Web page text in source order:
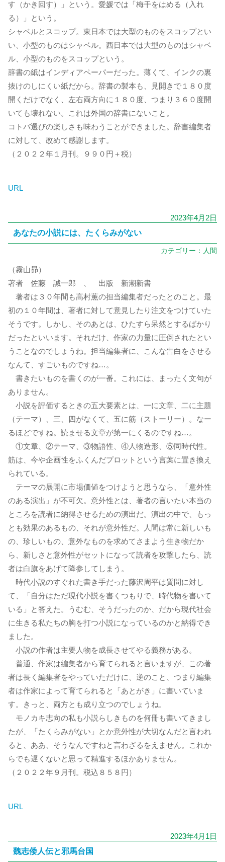
す（かき回す）」という。愛媛では「梅干をはめる（入れ
る）」という。
シャベルとスコップ。東日本では大型のものをスコップとい
い、小型のものはシャベル。西日本では大型のものはシャベ
ル、小型のものをスコップという。
辞書の紙はインディアペーパーだった。薄くて、インクの裏
抜けのしにくい紙だから。辞書の製本も、見開きで１８０度
開くだけでなく、左右両方向に１８０度、つまり３６０度開
いても壊れない。これは外国の辞書にないこと。
コトバ選びの楽しさも味わうことができました。辞書編集者
に対して、改めて感謝します。
（２０２２年１月刊。９９０円＋税）
URL
2023年4月2日
あなたの小説には、たくらみがない
カテゴリー： 人間
（霧山昴）
著者 佐藤 誠一郎 、 出版 新潮新書
著者は３０年間も高村薫の担当編集者だったとのこと。最
初の１０年間は、著者に対して意見したり注文をつけていた
そうです。しかし、そのあとは、ひたすら呆然とするばかり
だったといいます。それだけ、作家の力量に圧倒されたとい
うことなのでしょうね。担当編集者に、こんな告白をさせる
なんて、すごいものですね…。
書きたいものを書くのが一番。これには、まったく文句が
ありません。
小説を評価するときの五大要素とは、一に文章、二に主題
（テーマ）、三、四がなくて、五に筋（ストーリー）。なー
るほどですね。読ませる文章が第一にくるのですね…。
①文章、②テーマ、③物語性、④人物造形、⑤同時代性。
筋は、今や企画性をふくんだプロットという言葉に置き換え
られている。
テーマの展開に市場価値をつけようと思うなら、「意外性
のある演出」が不可欠。意外性とは、著者の言いたい本当の
ところを読者に納得させるための演出だ。演出の中で、もっ
とも効果のあるもの、それが意外性だ。人間は常に新しいも
の、珍しいもの、意外なものを求めてさまよう生き物だか
ら、新しさと意外性がセットになって読者を攻撃したら、読
者は白旗をあげて降参してしまう。
時代小説のすぐれた書き手だった藤沢周平は質問に対し
て、「自分はただ現代小説を書くつもりで、時代物を書いて
いる」と答えた。うむむ、そうだったのか、だから現代社会
に生きる私たちの胸を打つ小説になっているのかと納得でき
ました。
小説の作者は主要人物を成長させてやる義務がある。
普通、作家は編集者から育てられると言いますが、この著
者は長く編集者をやっていただけに、逆のこと、つまり編集
者は作家によって育てられると「あとがき」に書いていま
す。きっと、両方とも成り立つのでしょうね。
モノカキ志向の私も小説らしきものを何冊も書いてきまし
たが、「たくらみがない」とか意外性が大切なんだと言われ
ると、ああ、そうなんですねと言わざるをえません。これか
らでも遅くないと思って精進するほかありません。
（２０２２年９月刊。税込８５８円）
URL
2023年4月1日
魏志倭人伝と邪馬台国